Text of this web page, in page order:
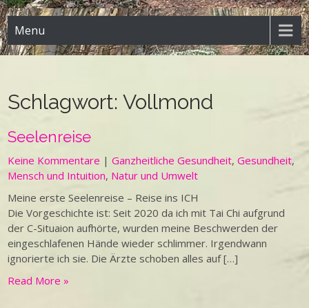
Menu
Schlagwort:Vollmond
Seelenreise
Keine Kommentare |Ganzheitliche Gesundheit,Gesundheit,
Mensch und Intuition, Natur und Umwelt
Meine erste Seelenreise – Reise ins ICH
Die Vorgeschichte ist: Seit 2020 da ich mit Tai Chi aufgrund
der C-Situaion aufhörte, wurden meine Beschwerden der
eingeschlafenen Hände wieder schlimmer. Irgendwann
ignorierte ich sie. Die Ärzte schoben alles auf […]
Read More »